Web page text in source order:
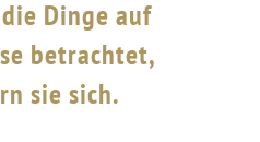
Dinge auf
betrachtet,
sie sich.